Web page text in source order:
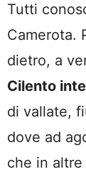
Tutti
Camerota.
dietro, a
Cilento
di vallate,
dove ad
che in